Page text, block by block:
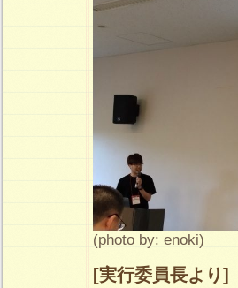
(photo by: enoki)
[実行委員長より]